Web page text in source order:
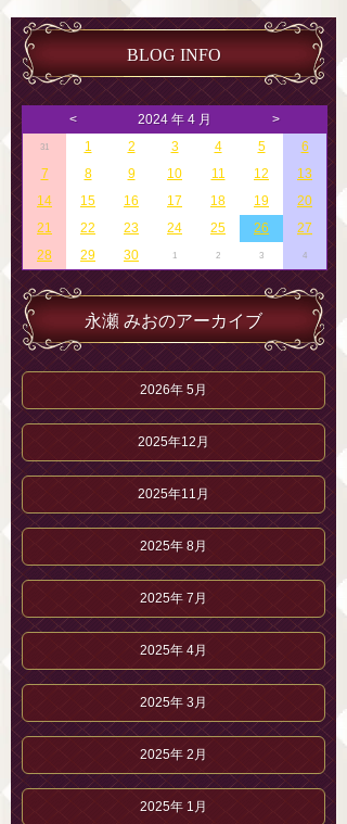
BLOG INFO
< 2024 年 4 月 >
31 1 2 3 4 5
6
7
8 9 10 11 12
13
14
15 16 17 18 19
20
21
22 23 24 25 26
27
28
29 30 1 2 3 4
永瀬 みおのアーカイブ
2026年 5月
2025年12月
2025年11月
2025年 8月
2025年 7月
2025年 4月
2025年 3月
2025年 2月
2025年 1月